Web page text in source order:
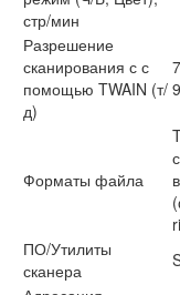
стр/мин
Разрешение
сканирования с с
помощью TWAIN (т/
д)
Форматы файла
ПО/Утилиты
сканера